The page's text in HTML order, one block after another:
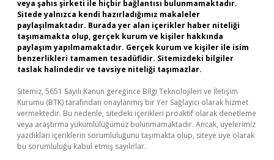
veya şahıs şirketi ile hiçbir bağlantısı bulunmamaktadır.
Sitede yalnızca kendi hazırladığımız makaleler
paylaşılmaktadır. Burada yer alan içerikler haber niteliği
taşımamakta olup, gerçek kurum ve kişiler hakkında
paylaşım yapılmamaktadır. Gerçek kurum ve kişiler ile isim
benzerlikleri tamamen tesadüfidir. Sitemizdeki bilgiler
taslak halindedir ve tavsiye niteliği taşımazlar.
Sitemiz, 5651 Sayılı Kanun gereğince Bilgi Teknolojileri ve İletişim
Kurumu (BTK) tarafından onaylanmış bir Yer Sağlayıcı olarak hizmet
vermektedir. Bu nedenle, sitedeki içerikleri proaktif olarak denetleme
veya araştırma yükümlülüğümüz bulunmamaktadır. Ancak, üyelerimiz
yazdıkları içeriklerin sorumluluğunu taşımakta olup, siteye üye olarak
bu sorumluluğu kabul etmiş sayılırlar.